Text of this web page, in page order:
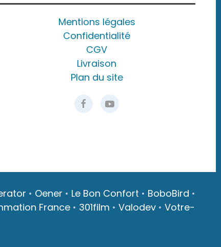
Mentions légales
Confidentialité
CGV
Livraison
Plan du site
• Oener • Le Bon Confort • BoboBird •
France• 301film • Valodev• Votre-